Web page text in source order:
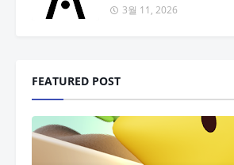
3월 11, 2026
FEATURED POST